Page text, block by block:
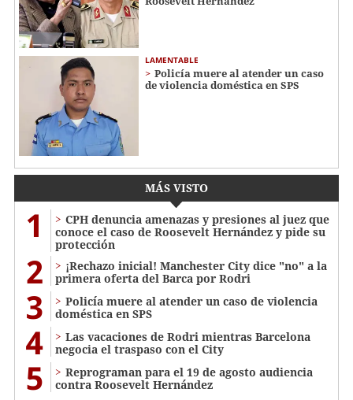
LAMENTABLE
Policía muere al atender un caso
de violencia doméstica en SPS
MÁS VISTO
1
CPH denuncia amenazas y presiones al juez que
conoce el caso de Roosevelt Hernández y pide su
protección
2
¡Rechazo inicial! Manchester City dice "no" a la
primera oferta del Barca por Rodri
3
Policía muere al atender un caso de violencia
doméstica en SPS
4
Las vacaciones de Rodri mientras Barcelona
negocia el traspaso con el City
5
Reprograman para el 19 de agosto audiencia
contra Roosevelt Hernández